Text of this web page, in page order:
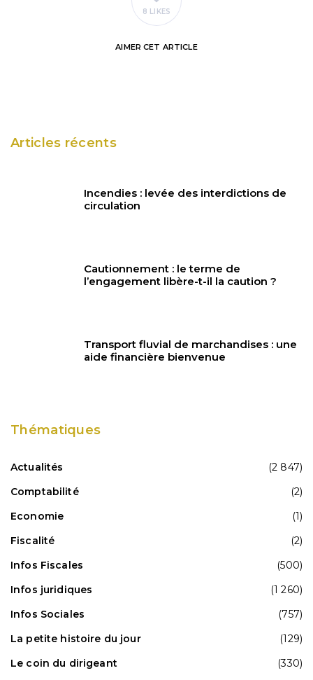
8 LIKES
AIMER CET ARTICLE
Articles récents
Incendies : levée des interdictions de
circulation
Cautionnement : le terme de
l’engagement libère-t-il la caution ?
Transport fluvial de marchandises : une
aide financière bienvenue
Thématiques
Actualités
(2 847)
Comptabilité
(2)
Economie
(1)
Fiscalité
(2)
Infos Fiscales
(500)
Infos juridiques
(1 260)
Infos Sociales
(757)
La petite histoire du jour
(129)
Le coin du dirigeant
(330)